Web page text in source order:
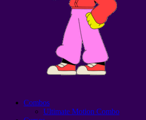
Combos
Ultimate Motion Combo